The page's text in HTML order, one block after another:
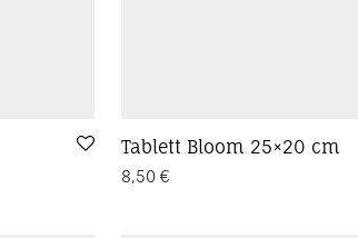
Tablett Bloom 25×20 cm
8,50 €